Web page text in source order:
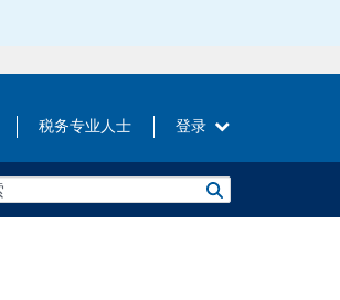
税务专业人士 登录